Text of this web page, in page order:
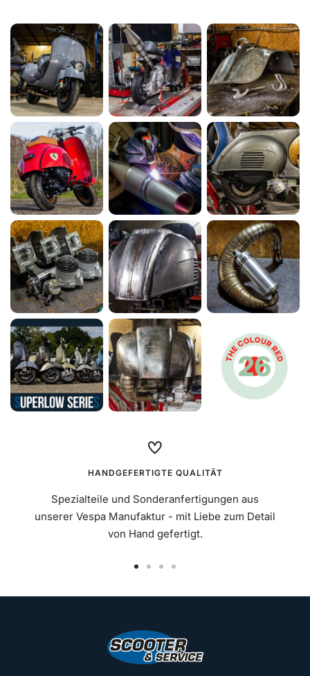
HANDGEFERTIGTE QUALITÄT
Spezialteile und Sonderanfertigungen aus
unserer Vespa Manufaktur - mit Liebe zum Detail
von Hand gefertigt.